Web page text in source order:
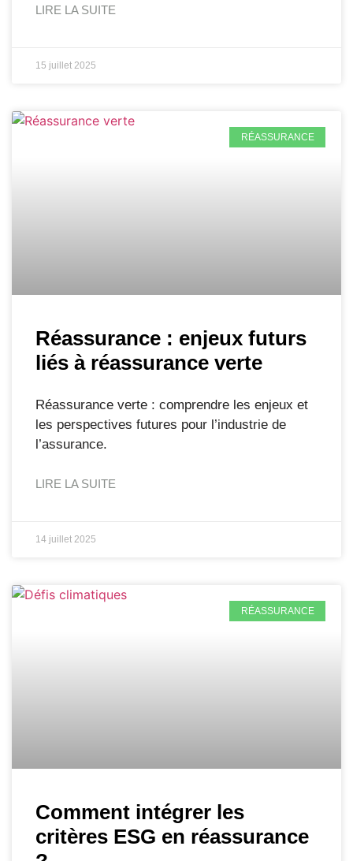
LIRE LA SUITE
15 juillet 2025
RÉASSURANCE
Réassurance : enjeux futurs
liés à réassurance verte
Réassurance verte : comprendre les enjeux et
les perspectives futures pour l’industrie de
l’assurance.
LIRE LA SUITE
14 juillet 2025
RÉASSURANCE
Comment intégrer les
critères ESG en réassurance